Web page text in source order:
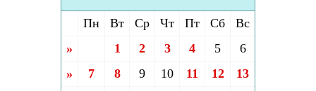
Пн Вт Ср Чт Пт Сб
Вс
»
1 2 3 4 5
6
»
7 8 9 10 11 12
13